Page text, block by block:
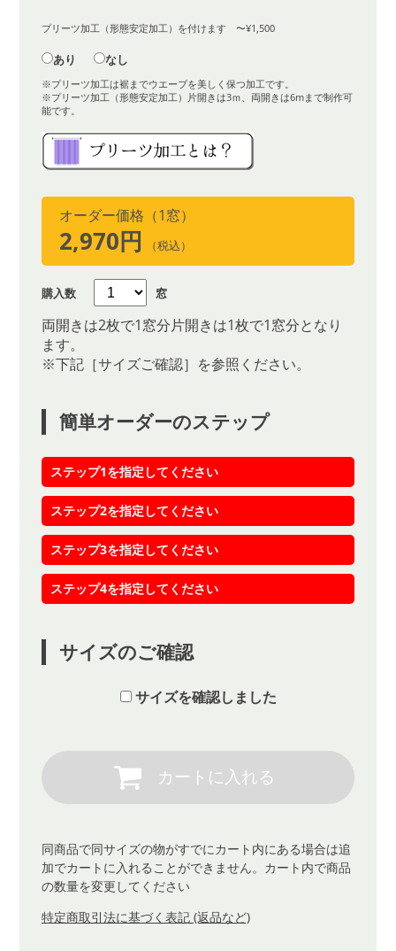
プリーツ加工（形態安定加工）を付けます 〜¥1,500
あり なし
※プリーツ加工は裾までウエーブを美しく保つ加工です。
※プリーツ加工（形態安定加工）片開きは3ｍ、両開きは6mまで制作可
能です。
オーダー価格（1窓）
2,970円 （税込）
購入数 窓
両開きは2枚で1窓分片開きは1枚で1窓分となり
ます。
※下記［サイズご確認］を参照ください。
簡単オーダーのステップ
ステップ1を指定してください
ステップ2を指定してください
ステップ3を指定してください
ステップ4を指定してください
サイズのご確認
サイズを確認しました
同商品で同サイズの物がすでにカート内にある場合は追
加でカートに入れることができません。カート内で商品
の数量を変更してください
特定商取引法に基づく表記 (返品など)